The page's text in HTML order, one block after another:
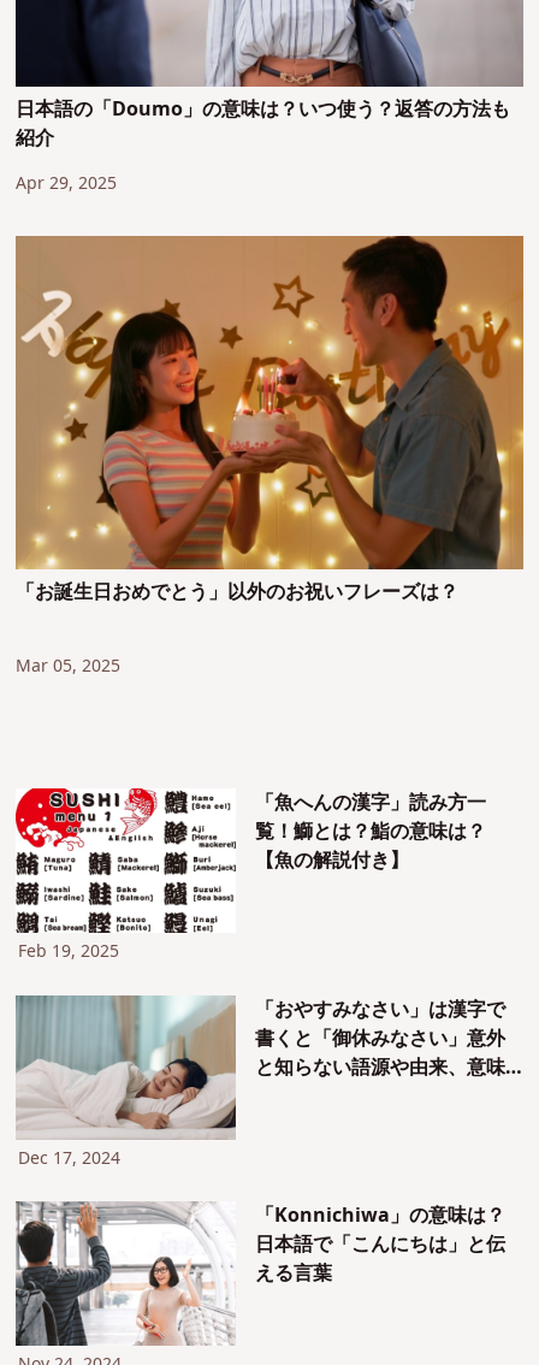
日本語の「Doumo」の意味は？いつ使う？返答の方法も
紹介
Apr 29, 2025
「お誕生日おめでとう」以外のお祝いフレーズは？
Mar 05, 2025
「魚へんの漢字」読み方一
覧！鰤とは？鮨の意味は？
【魚の解説付き】
Feb 19, 2025
「おやすみなさい」は漢字で
書くと「御休みなさい」意外
と知らない語源や由来、意味
Dec 17, 2024
「Konnichiwa」の意味は？
日本語で「こんにちは」と伝
える言葉